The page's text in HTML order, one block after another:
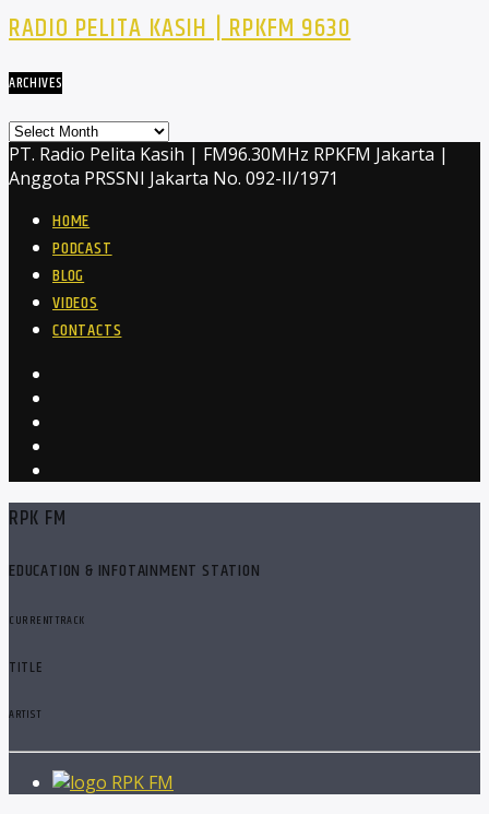
RADIO PELITA KASIH | RPKFM 9630
ARCHIVES
Archives
PT. Radio Pelita Kasih | FM96.30MHz RPKFM Jakarta |
Anggota PRSSNI Jakarta No. 092-II/1971
HOME
PODCAST
BLOG
VIDEOS
CONTACTS
RPK FM
EDUCATION & INFOTAINMENT STATION
CURRENT TRACK
TITLE
ARTIST
RPK FM